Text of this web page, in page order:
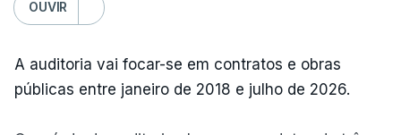
OUVIR
A auditoria vai focar-se em contratos e obras
públicas entre janeiro de 2018 e julho de 2026.